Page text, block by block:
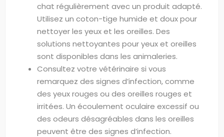
chat régulièrement avec un produit adapté.
Utilisez un coton-tige humide et doux pour
nettoyer les yeux et les oreilles. Des
solutions nettoyantes pour yeux et oreilles
sont disponibles dans les animaleries.
Consultez votre vétérinaire si vous
remarquez des signes d’infection, comme
des yeux rouges ou des oreilles rouges et
irritées. Un écoulement oculaire excessif ou
des odeurs désagréables dans les oreilles
peuvent être des signes d’infection.